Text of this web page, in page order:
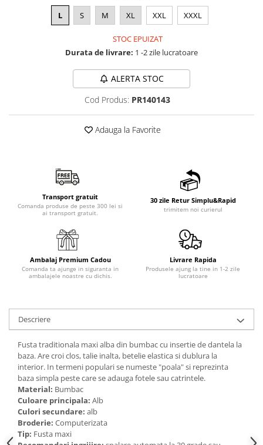
L S M XL XXL XXXL
STOC EPUIZAT
Durata de livrare: 1 -2 zile lucratoare
ALERTA STOC
Cod Produs: PR140143
Adauga la Favorite
Transport gratuit
Comanda produse de peste 300 lei si
ai transport gratuit.
30 zile Retur Simplu&Rapid
trimitem noi curierul
Ambalaj Premium Cadou
Comanda ta ajunge in siguranta in
ambalajele noastre cu dichis.
Livrare Rapida
Produsele ajung la tine in 1-2 zile
lucratoare
Descriere
Fusta traditionala maxi alba din bumbac cu insertie de dantela la
baza. Are croi clos, talie inalta, betelie elastica si dublura la
interior. In termeni populari se numeste "poala" si reprezinta
baza simpla peste care se adauga fotele sau catrintele.
Material: Bumbac
Culoare principala: Alb
Culori secundare: alb
Broderie: Computerizata
Tip: Fusta maxi